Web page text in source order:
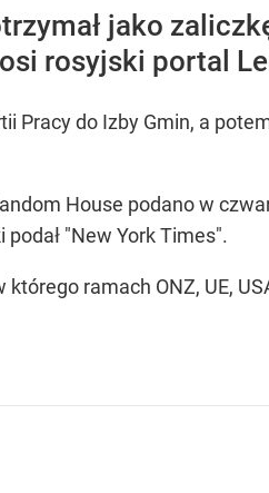
jako
rosyjski portal
Pracy do Izby Gmin, a
House podano w
"New York Times".
ramach ONZ, UE,